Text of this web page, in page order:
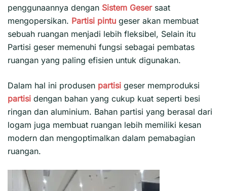
penggunaannya dengan Sistem Gesersaat
mengopersikan. Partisi pintu geser akan membuat
sebuah ruangan menjadi lebih fleksibel, Selain itu
Partisi geser memenuhi fungsi sebagai pembatas
ruangan yang paling efisien untuk digunakan.
Dalam hal ini produsen partisi geser memproduksi
partisi dengan bahan yang cukup kuat seperti besi
ringan dan aluminium. Bahan partisi yang berasal dari
logam juga membuat ruangan lebih memiliki kesan
modern dan mengoptimalkan dalam pemabagian
ruangan.